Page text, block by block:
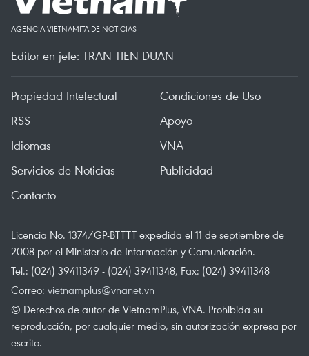
AGENCIA VIETNAMITA DE NOTICIAS
Editor en jefe: TRAN TIEN DUAN
Propiedad Intelectual
Condiciones de Uso
RSS
Apoyo
Idiomas
VNA
Servicios de Noticias
Publicidad
Contacto
Licencia No. 1374/GP-BTTTT expedida el 11 de septiembre de
2008 por el Ministerio de Información y Comunicación.
Tel.: (024) 39411349 - (024) 39411348, Fax: (024) 39411348
Correo: vietnamplus@vnanet.vn
© Derechos de autor de VietnamPlus, VNA. Prohibida su
reproducción, por cualquier medio, sin autorización expresa por
escrito.